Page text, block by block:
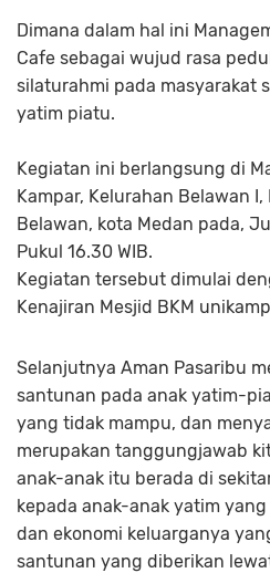
Dimana dalam hal ini
Cafe sebagai wujud rasa
silaturahmi pada masyarakat
yatim piatu.
Kegiatan ini berlangsung di
Kampar, Kelurahan Belawan
Belawan, kota Medan pada,
Pukul 16.30 WIB.
Kegiatan tersebut dimulai
Kenajiran Mesjid BKM
Selanjutnya Aman Pasaribu
santunan pada anak yatim-
yang tidak mampu, dan
merupakan tanggungjawab
anak-anak itu berada di
kepada anak-anak yatim
dan ekonomi keluarganya
santunan yang diberikan